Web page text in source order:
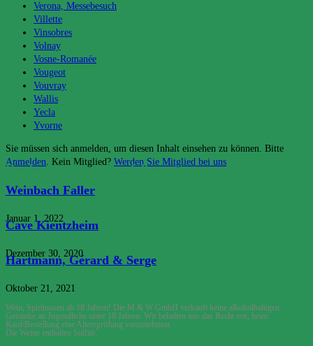
Verona, Messebesuch
Villette
Vinsobres
Volnay
Vosne-Romanée
Vougeot
Vouvray
Wallis
Yecla
Yvorne
Sie müssen sich anmelden, um diesen Inhalt einsehen zu können. Bitte
Anmelden. Kein Mitglied? Werden Sie Mitglied bei uns
Das könnte dir auch gefallen
Weinbach Faller
Januar 1, 2022
Cave Kientzheim
Dezember 30, 2020
Hartmann, Gérard & Serge
Oktober 21, 2021
Wein, Spirituosen ab 18 Jahren! Die M & W GmbH verkauft keine alkoholhaltigen
Getränke an Jugendliche unter 18 Jahren. Wir behalten uns das Recht vor, beim
Kauf/Bestellung eine Altersprüfung vorzunehmen.
Die Weine enthalten Sulfite.